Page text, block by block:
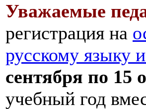
Уважаемые
регистрация на
русскому языку
сентября по 15
учебный год